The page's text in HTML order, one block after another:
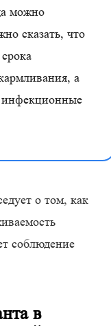
можно
сказать, что
а
инфекционные
о том, как
соблюдение
в